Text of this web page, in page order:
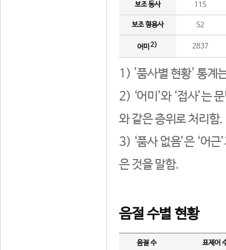
보조 동사 115
보조 형용사 52
어미 2) 2837
1) '품사별 현황' 통계
2) ‘어미’와 ‘접사’는
와 같은 층위로 처리함.
3) ‘품사 없음’은 ‘어
은 것을 말함.
음절 수별 현황
음절 수 표제어